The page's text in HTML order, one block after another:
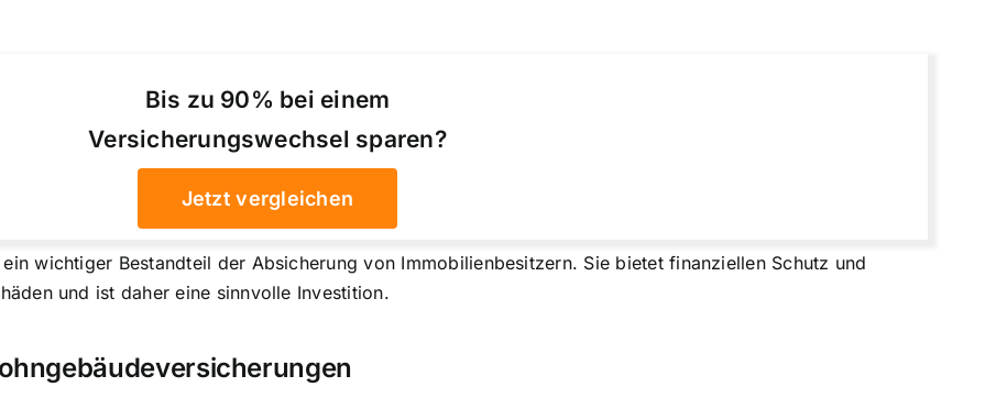
Bis zu 90% bei einem
Versicherungswechsel sparen?
Jetzt vergleichen
wichtiger Bestandteil der Absicherung von Immobilienbesitzern. Sie bietet finanziellen Schutz und
und ist daher eine sinnvolle Investition.